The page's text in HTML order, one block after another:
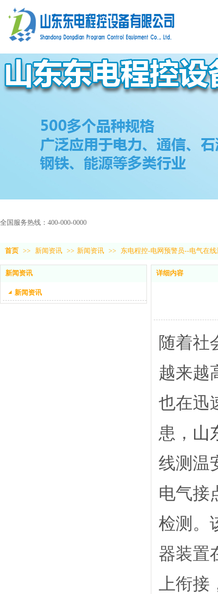
全国服务热线：400-000-0000
首页 >> 新闻资讯 >> 新闻资讯 >> 东电程控-电网预警员--电气在
新闻资讯
新闻资讯
详细内容
随着社
越来越
也在迅
患， 山
线测温
电气接
检测。
器装置
上衔接